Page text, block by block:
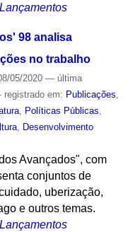
Lançamentos
98 analisa
no trabalho
05/2020 — última
em: Publicações,
, Políticas Públicas,
, Desenvolvimento
Avançados", com
conjuntos de
uberização,
e outros temas.
Lançamentos